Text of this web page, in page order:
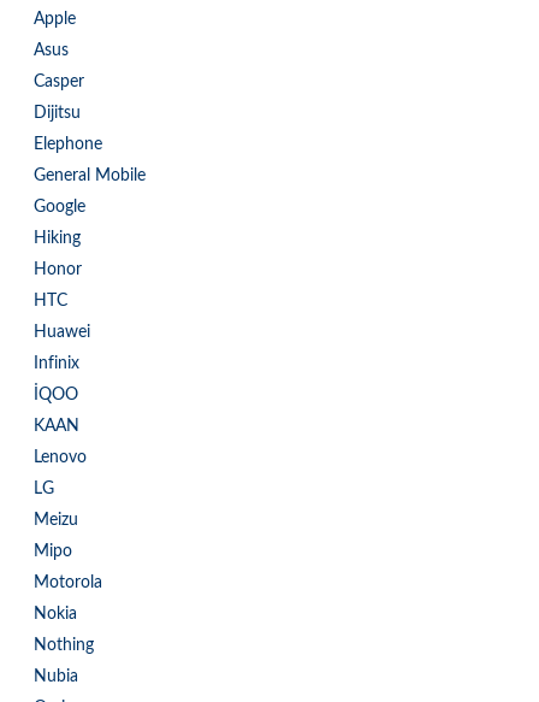
Apple
Asus
Casper
Dijitsu
Elephone
General Mobile
Google
Hiking
Honor
HTC
Huawei
Infinix
İQOO
KAAN
Lenovo
LG
Meizu
Mipo
Motorola
Nokia
Nothing
Nubia